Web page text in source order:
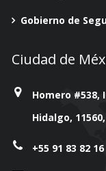
Gobierno de
Ciudad de
Homero #538,
Hidalgo,
+55 91 83 82 16